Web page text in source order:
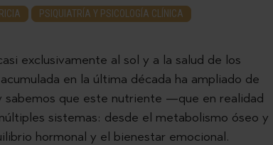
PSIQUIATRÍA Y PSICOLOGÍA CLÍNICA
exclusivamente al sol y a la salud de los
en la última década ha ampliado de
sabemos que este nutriente —que en realidad
sistemas: desde el metabolismo óseo y
hormonal y el bienestar emocional.